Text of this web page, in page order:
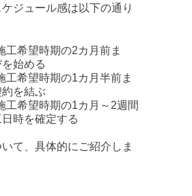
ジュール感は以下の通り
工希望時期の2カ月前ま
始める
工希望時期の1カ月半前ま
を結ぶ
工希望時期の1カ月～2週間
時を確定する
て、具体的にご紹介しま